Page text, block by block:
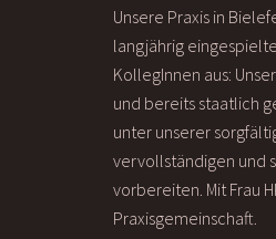
Unsere Praxis in
langjährig
KollegInnen aus:
und bereits staatlich
unter unserer
vervollständigen und
vorbereiten. Mit Frau
Praxisgemeinschaft.